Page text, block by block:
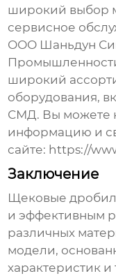
широкий выбор
сервисное
ООО Шаньдун
широкий
оборудования,
СМД. Вы можете
информацию и
сайте: https://
Заключение
Щековые
и эффективным
различных
модели,
характеристик